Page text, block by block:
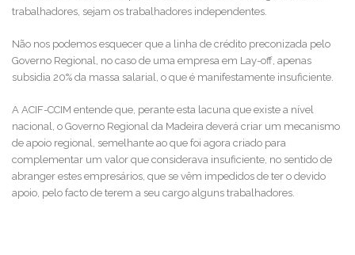
trabalhadores, sejam os trabalhadores independentes.
Não nos podemos esquecer que a linha de crédito preconizada pelo
Governo Regional, no caso de uma empresa em Lay-off, apenas
subsidia 20% da massa salarial, o que é manifestamente insuficiente.
A ACIF-CCIM entende que, perante esta lacuna que existe a nível
nacional, o Governo Regional da Madeira deverá criar um mecanismo
de apoio regional, semelhante ao que foi agora criado para
complementar um valor que considerava insuficiente, no sentido de
abranger estes empresários, que se vêm impedidos de ter o devido
apoio, pelo facto de terem a seu cargo alguns trabalhadores.